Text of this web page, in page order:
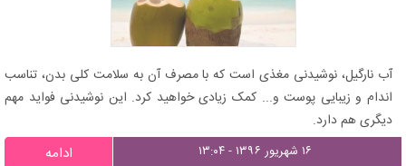
آب نارگیل، نوشیدنی مغذی است که با مصرف آن به سلامت کلی بدن، تناسب
اندام و زیبایی پوست و... کمک زیادی خواهید کرد. این نوشیدنی فواید مهم
دیگری هم دارد.
۱۶ شهریور ۱۳۹۶ - ۱۳:۰۴ ادامه